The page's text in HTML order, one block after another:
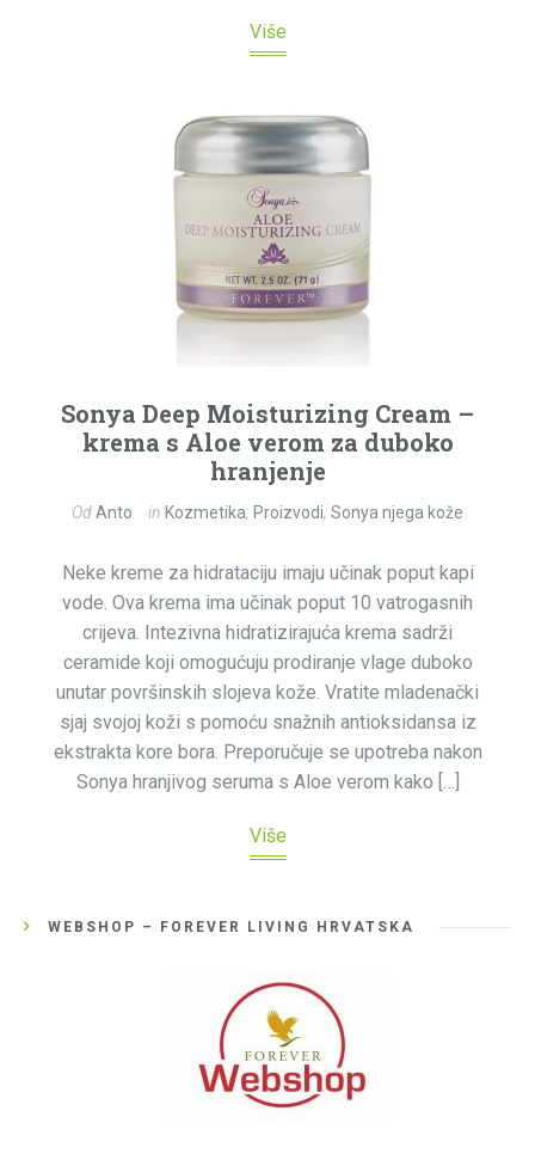
Više
Sonya Deep Moisturizing Cream –
krema s Aloe verom za duboko
hranjenje
OdAnto in Kozmetika, Proizvodi, Sonya njega kože
Neke kreme za hidrataciju imaju učinak poput kapi
vode. Ova krema ima učinak poput 10 vatrogasnih
crijeva. Intezivna hidratizirajuća krema sadrži
ceramide koji omogućuju prodiranje vlage duboko
unutar površinskih slojeva kože. Vratite mladenački
sjaj svojoj koži s pomoću snažnih antioksidansa iz
ekstrakta kore bora. Preporučuje se upotreba nakon
Sonya hranjivog seruma s Aloe verom kako […]
Više
WEBSHOP – FOREVER LIVING HRVATSKA